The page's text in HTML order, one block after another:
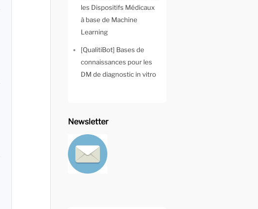
les Dispositifs Médicaux
à base de Machine
Learning
[QualitiBot] Bases de
connaissances pour les
DM de diagnostic in vitro
Newsletter